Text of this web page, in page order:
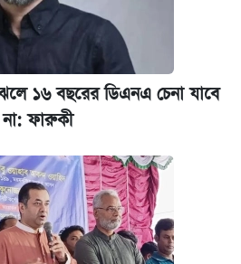
তে যৌনকর্মীর দালাল অ্যাডলফ
শুরু, জেনে নিন পদ্ধতি
যেসব মার্কেট-দোকানপাট
১৬ বছরের ডিএনএ চেনা যাবে
না: ফারুকী